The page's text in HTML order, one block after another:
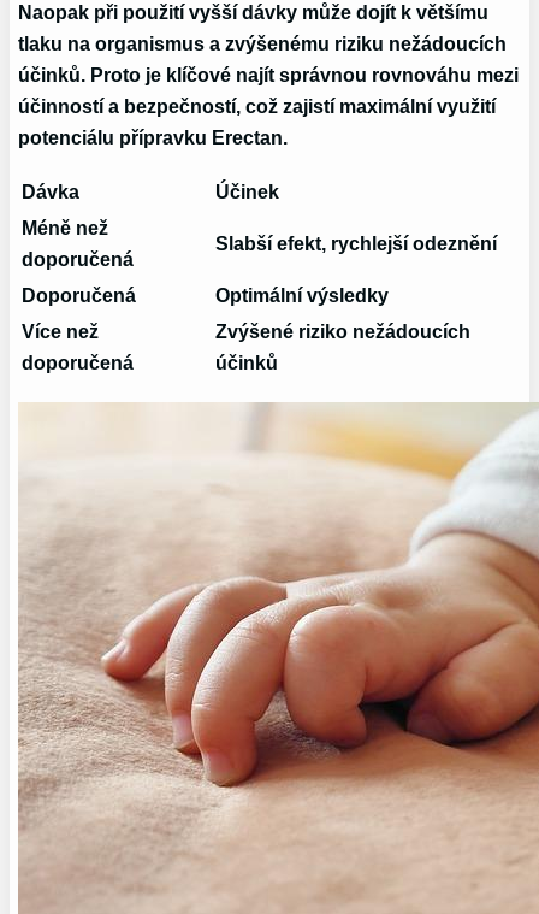
Naopak při použití vyšší dávky může dojít k většímu
tlaku na organismus a zvýšenému riziku nežádoucích
účinků. Proto je klíčové najít správnou rovnováhu mezi
účinností a bezpečností, což zajistí maximální využití
potenciálu přípravku Erectan.
Dávka
Účinek
Méně než
doporučená
Slabší efekt, rychlejší odeznění
Doporučená
Optimální výsledky
Více než
doporučená
Zvýšené riziko nežádoucích
účinků